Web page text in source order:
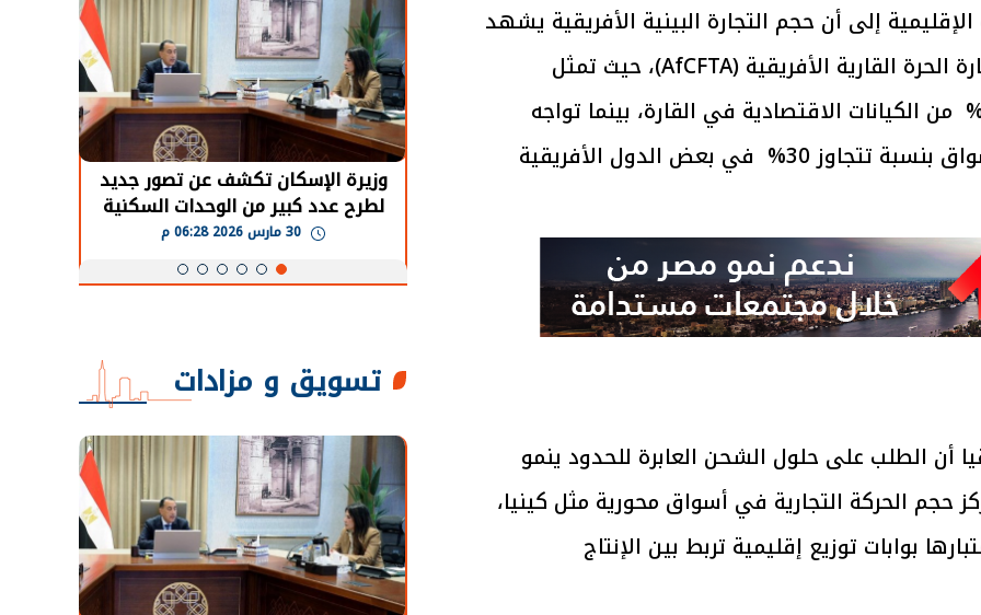
إلى أن حجم التجارة البينية الأفريقية يشهد
نمواً سنوياً متسارعاً مدفوعاً باتفاقية التجارة الحرة القارية الأفريقية (AfCFTA)، حيث تمثل
الصغيرة والمتوسطة أكثر من80% من الكيانات الاقتصادية في القارة، بينما تواجه
تحديات لوجستية ترفع تكاليف النفاذ للأسواق بنسبة تتجاوز 30% في بعض الدول الأفريقية
أن الطلب على حلول الشحن العابرة للحدود ينمو
سنوياً، مع تركز حجم الحركة التجارية في أسواق محورية مثل كينيا،
بوابات توزيع إقليمية تربط بين الإنتاج
الإجراءات الخاصة
للمواطنين
افتتاح «إيجبس 2026» بحضور دولي
بوصفها مركزًا إقليميًّا للطاقة
30 مارس 2026 03:59 م
وزيرة الإسكان تكشف عن تصور جديد
لطرح عدد كبير من الوحدات السكنية
بنظام الإيجار
تسويق و مزادات